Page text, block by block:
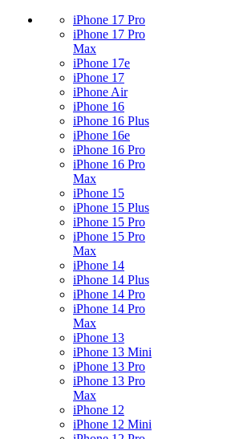
iPhone 17 Pro
iPhone 17 Pro
Max
iPhone 17e
iPhone 17
iPhone Air
iPhone 16
iPhone 16 Plus
iPhone 16e
iPhone 16 Pro
iPhone 16 Pro
Max
iPhone 15
iPhone 15 Plus
iPhone 15 Pro
iPhone 15 Pro
Max
iPhone 14
iPhone 14 Plus
iPhone 14 Pro
iPhone 14 Pro
Max
iPhone 13
iPhone 13 Mini
iPhone 13 Pro
iPhone 13 Pro
Max
iPhone 12
iPhone 12 Mini